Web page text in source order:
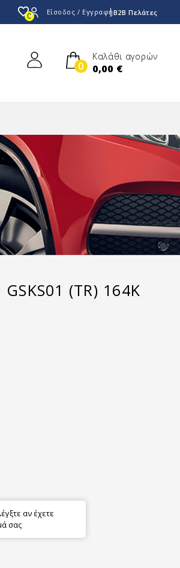
favorite_border0 Είσοδος / ΕγγραφήB2B Πελάτες
0
Καλάθι αγορών
0,00 €
(TR) 164K
αν έχετε
σας